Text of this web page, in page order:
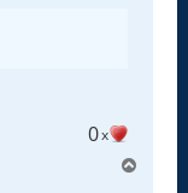
0x